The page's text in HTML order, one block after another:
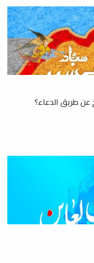
عن طريق الدعاء؟